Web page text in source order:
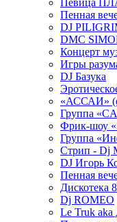
Певица
Пенная
DJ
DMC
Концерт
Игры
DJ Базука
«АССАИ»
Группа
Фрик-шоу
Группа
Стрип - Dj
DJ Игорь
Пенная
Дискотека
Dj ROMEO
Le Truk